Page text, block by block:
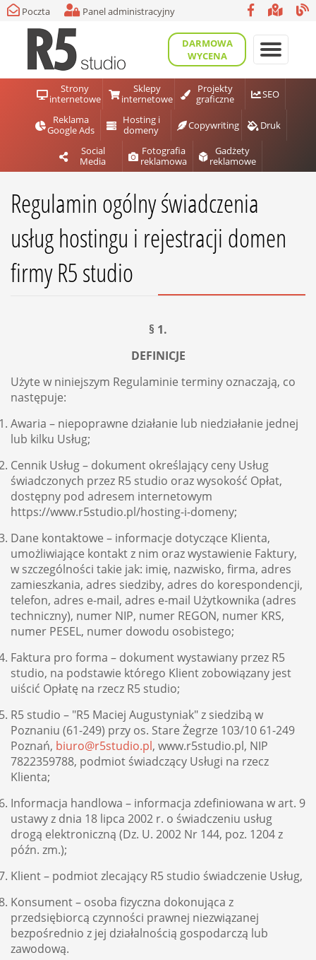
Poczta Panel administracyjny
DARMOWA
WYCENA
Strony
internetowe
Sklepy
internetowe
Projekty
graficzne
SEO
Reklama
Google Ads
Hosting i
domeny
Copywriting Druk
Social
Media
Fotografia
reklamowa
Gadżety
reklamowe
Regulamin ogólny świadczenia
usług hostingu i rejestracji domen
firmy R5 studio
§ 1.
DEFINICJE
Użyte w niniejszym Regulaminie terminy oznaczają, co
następuje:
Awaria – niepoprawne działanie lub niedziałanie jednej
lub kilku Usług;
Cennik Usług – dokument określający ceny Usług
świadczonych przez R5 studio oraz wysokość Opłat,
dostępny pod adresem internetowym
https://www.r5studio.pl/hosting-i-domeny;
Dane kontaktowe – informacje dotyczące Klienta,
umożliwiające kontakt z nim oraz wystawienie Faktury,
w szczególności takie jak: imię, nazwisko, firma, adres
zamieszkania, adres siedziby, adres do korespondencji,
telefon, adres e-mail, adres e-mail Użytkownika (adres
techniczny), numer NIP, numer REGON, numer KRS,
numer PESEL, numer dowodu osobistego;
Faktura pro forma – dokument wystawiany przez R5
studio, na podstawie którego Klient zobowiązany jest
uiścić Opłatę na rzecz R5 studio;
R5 studio – "R5 Maciej Augustyniak" z siedzibą w
Poznaniu (61-249) przy os. Stare Żegrze 103/10 61-249
Poznań, biuro@r5studio.pl, www.r5studio.pl, NIP
7822359788, podmiot świadczący Usługi na rzecz
Klienta;
Informacja handlowa – informacja zdefiniowana w art. 9
ustawy z dnia 18 lipca 2002 r. o świadczeniu usług
drogą elektroniczną (Dz. U. 2002 Nr 144, poz. 1204 z
późn. zm.);
Klient – podmiot zlecający R5 studio świadczenie Usług,
Konsument – osoba fizyczna dokonująca z
przedsiębiorcą czynności prawnej niezwiązanej
bezpośrednio z jej działalnością gospodarczą lub
zawodową.